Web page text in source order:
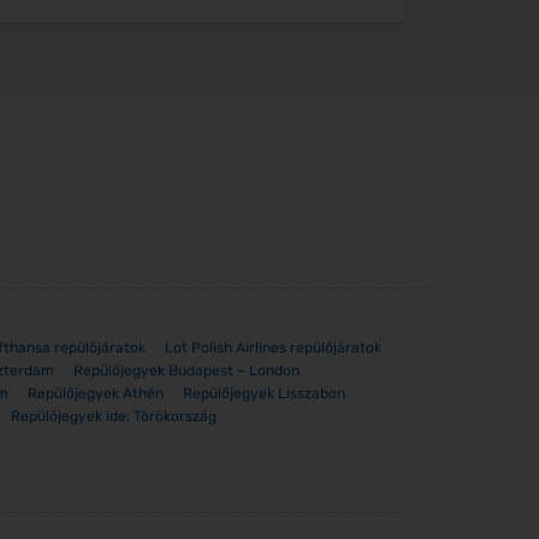
repülőjáratok
Lot Polish Airlines repülőjáratok
Repülőjegyek Budapest – London
Repülőjegyek Athén
Repülőjegyek Lisszabon
Repülőjegyek ide: Törökország